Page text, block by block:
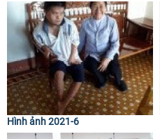
Hình ảnh 2021-6